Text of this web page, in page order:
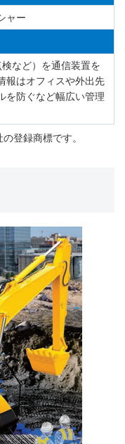
ャー
など）を通信装置を
報はオフィスや外出先
を防ぐなど幅広い管理
登録商標です。